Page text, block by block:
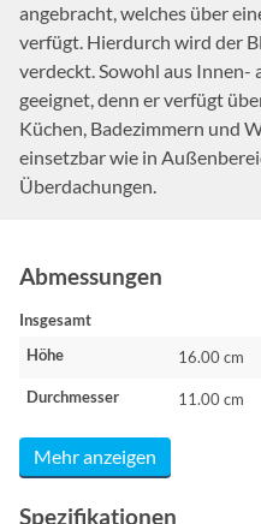
angebracht, welches über
verfügt. Hierdurch wird der
verdeckt. Sowohl aus Innen-
geeignet, denn er verfügt
Küchen, Badezimmern und
einsetzbar wie in
Überdachungen.
Abmessungen
Insgesamt
Höhe
16.00 cm
Durchmesser 11.00 cm
Mehr anzeigen
Spezifikationen